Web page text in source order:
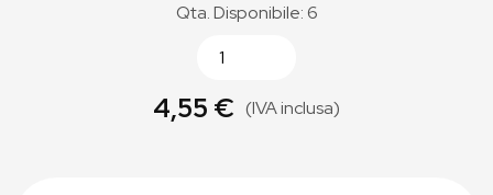
Qta. Disponibile: 6
4,55 € (IVA inclusa)